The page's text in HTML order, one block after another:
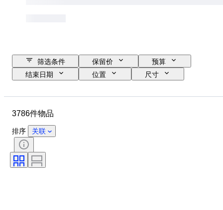
筛选条件 保留价
预算
结束日期
位置
尺寸
状态
带配件
物品尺寸
3786件物品
排序 关联